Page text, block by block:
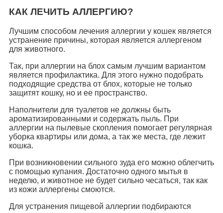
КАК ЛЕЧИТЬ АЛЛЕРГИЮ?
Лучшим способом лечения аллергии у кошек является
устранение причины, которая является аллергеном
для животного.
Так, при аллергии на блох самым лучшим вариантом
является профилактика. Для этого нужно подобрать
подходящие средства от блох, которые не только
защитят кошку, но и ее пространство.
Наполнители для туалетов не должны быть
ароматизированными и содержать пыль. При
аллергии на пылевые скопления помогает регулярная
уборка квартиры или дома, а так же места, где лежит
кошка.
При возникновении сильного зуда его можно облегчить
с помощью купания. Достаточно одного мытья в
неделю, и животное не будет сильно чесаться, так как
из кожи аллергены смоются.
Для устранения пищевой аллергии подбираются